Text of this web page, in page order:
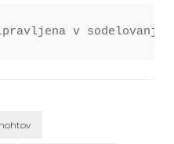
v sodelovanju